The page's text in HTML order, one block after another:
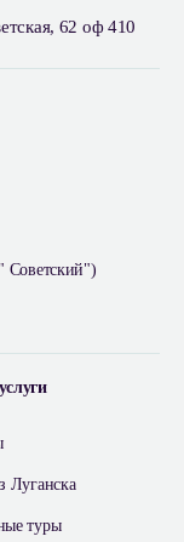
62 оф 410
Советский")
Луганска
туры